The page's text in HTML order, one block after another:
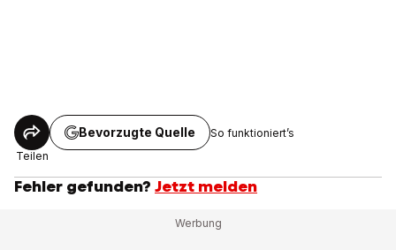
Teilen
Bevorzugte Quelle So funktioniert’s
Fehler gefunden? Jetzt melden